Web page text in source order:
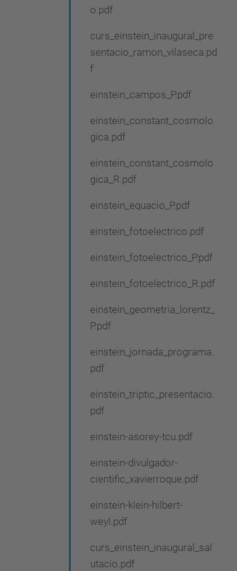
o.pdf
curs_einstein_inaugural_pre
sentacio_ramon_vilaseca.pd
f
einstein_campos_P.pdf
einstein_constant_cosmolo
gica.pdf
einstein_constant_cosmolo
gica_R.pdf
einstein_equacio_P.pdf
einstein_fotoelectrico.pdf
einstein_fotoelectrico_P.pdf
einstein_fotoelectrico_R.pdf
einstein_geometria_lorentz_
P.pdf
einstein_jornada_programa.
pdf
einstein_triptic_presentacio.
pdf
einstein-asorey-tcu.pdf
einstein-divulgador-
cientific_xavierroque.pdf
einstein-klein-hilbert-
weyl.pdf
curs_einstein_inaugural_sal
utacio.pdf